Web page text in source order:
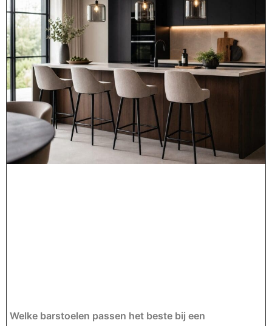
Welke barstoelen passen het beste bij een